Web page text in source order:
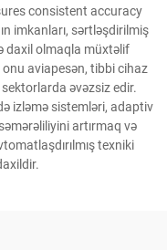
consistent accuracy
imkanları, sərtləşdirilmiş
daxil olmaqla müxtəlif
onu aviapesən, tibbi cihaz
əvəzsiz edir.
izləmə sistemləri, adaptiv
artırmaq və
texniki